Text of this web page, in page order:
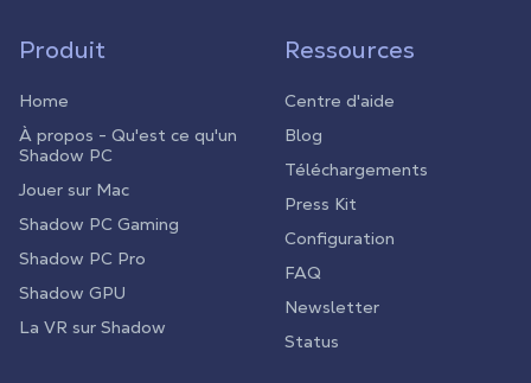
Produit
Home
À propos - Qu'est ce qu'un
Shadow PC
Jouer sur Mac
Shadow PC Gaming
Shadow PC Pro
Shadow GPU
La VR sur Shadow
Ressources
Centre d'aide
Blog
Téléchargements
Press Kit
Configuration
FAQ
Newsletter
Status